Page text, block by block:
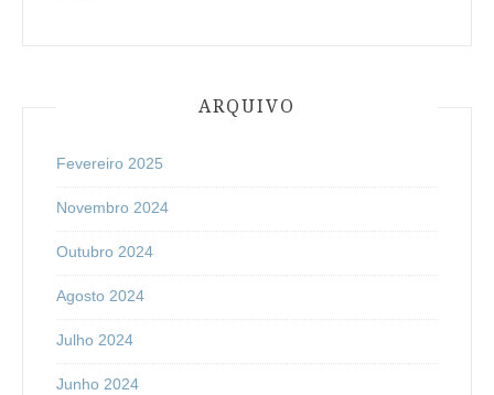
ARQUIVO
Fevereiro 2025
Novembro 2024
Outubro 2024
Agosto 2024
Julho 2024
Junho 2024